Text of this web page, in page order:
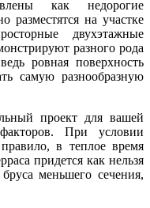
как недорогие
разместятся на участке
двухэтажные
разного рода
ровная поверхность
самую разнообразную
проект для вашей
При условии
в теплое время
придется как нельзя
меньшего сечения,